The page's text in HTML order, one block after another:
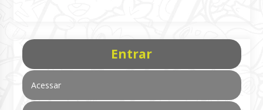
Entrar
Acessar